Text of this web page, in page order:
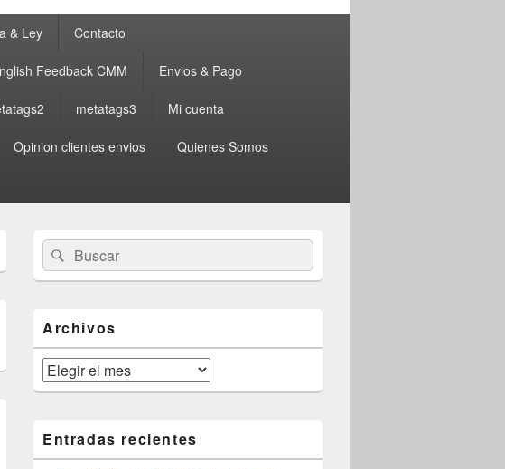
& Ley Contacto
Feedback CMM Envios & Pago
metatags3 Mi cuenta
Opinion clientes envios Quienes Somos
área
de
widget
lateral
primaria
Buscar
por:
Buscar
Archivos
Archivos
Entradas recientes